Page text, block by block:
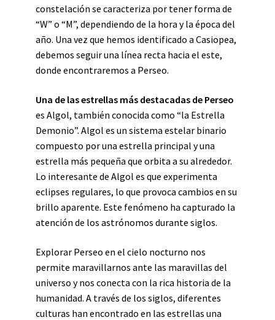
constelación se caracteriza por tener forma de
“W” o “M”, dependiendo de la hora y la época del
año. Una vez que hemos identificado a Casiopea,
debemos seguir una línea recta hacia el este,
donde encontraremos a Perseo.
Una de las estrellas más destacadas de Perseo
es Algol, también conocida como “la Estrella
Demonio”. Algol es un sistema estelar binario
compuesto por una estrella principal y una
estrella más pequeña que orbita a su alrededor.
Lo interesante de Algol es que experimenta
eclipses regulares, lo que provoca cambios en su
brillo aparente. Este fenómeno ha capturado la
atención de los astrónomos durante siglos.
Explorar Perseo en el cielo nocturno nos
permite maravillarnos ante las maravillas del
universo y nos conecta con la rica historia de la
humanidad. A través de los siglos, diferentes
culturas han encontrado en las estrellas una